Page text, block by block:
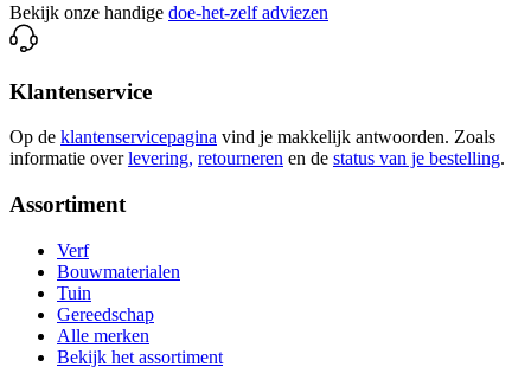
Bekijk onze handige doe-het-zelf adviezen
Klantenservice
Op de klantenservicepagina vind je makkelijk antwoorden. Zoals
informatie over levering, retourneren en de status van je bestelling.
Assortiment
Verf
Bouwmaterialen
Tuin
Gereedschap
Alle merken
Bekijk het assortiment